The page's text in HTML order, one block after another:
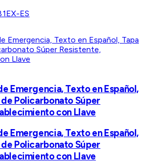
ES
Emergencia, Texto en Español,
Policarbonato Súper
con Llave
Emergencia, Texto en Español,
Policarbonato Súper
con Llave